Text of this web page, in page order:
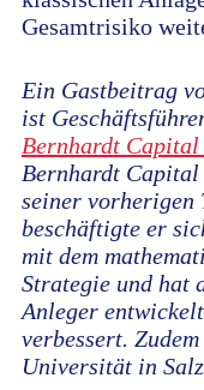
Gesamtrisiko
Ein Gastbeitrag
ist
Bernhardt Capital
Bernhardt
seiner vorherigen
beschäftigte er
mit dem
Strategie und hat
Anleger
verbessert.
Universität in